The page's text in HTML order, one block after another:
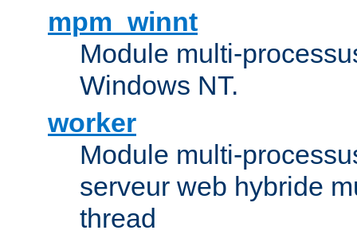
mpm_winnt
Module multi-
Windows NT.
worker
Module multi-
serveur web hybride
thread